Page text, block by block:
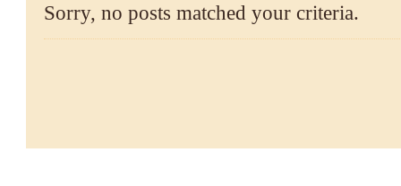
Sorry, no posts matched your criteria.